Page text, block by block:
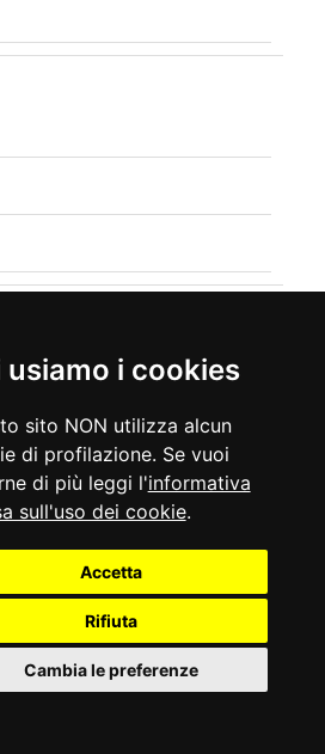
usiamo i cookies
sito NON utilizza alcun
di profilazione. Se vuoi
di più leggi l'informativa
sull'uso dei cookie.
Accetta
Rifiuta
Cambia le preferenze